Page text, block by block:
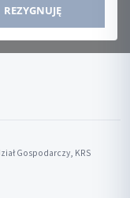
REZYGNUJĘ
Gospodarczy, KRS